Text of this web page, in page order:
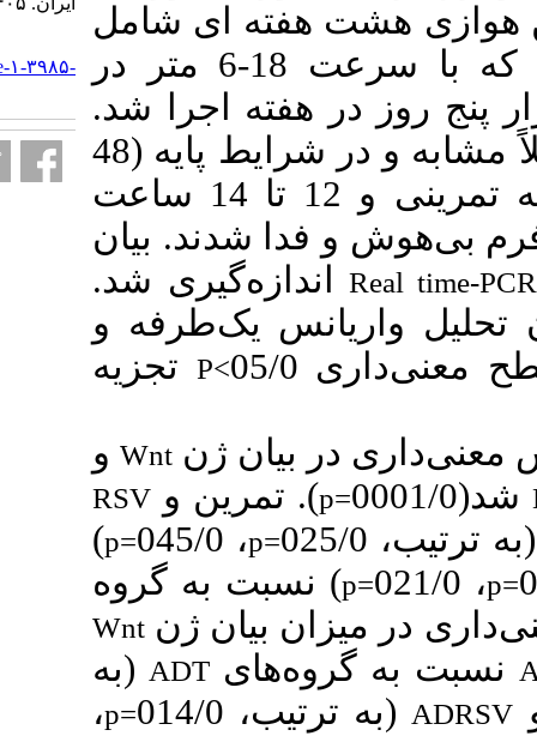
هفته ای شامل
دویدن روی نوارگردان بود که با سرعت 18-6 متر در
هفته اجرا شد.
تمام نمونه ها با شرایط کاملاً مشابه و در شرایط پایه (48
ساعت پس از آخرین جلسه تمرینی و 12 تا 14 ساعت
شدند. بیان
شد.
یک‌طرفه و
0
P< تجزیه
بیان ژن Wntو
). تمرین وRSV
p= ، 045/0 p=
)
نسبت به گروه
بیان ژنWnt
ADT (به
014/0
p= ،
http://nsft.sbmu.ac.ir/article-۱-۳۹۸۵-